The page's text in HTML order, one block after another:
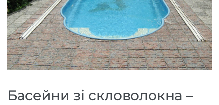
Басейни зі скловолокна –